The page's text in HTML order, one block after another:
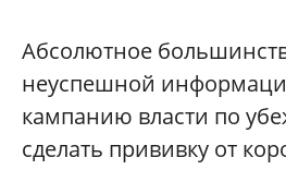
Абсолютное
неуспешной
кампанию власти по
сделать прививку от